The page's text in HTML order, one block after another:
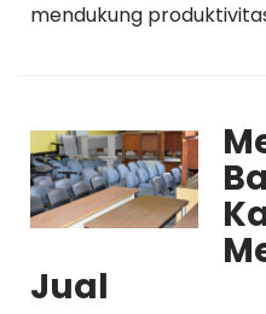
mendukung
Jual